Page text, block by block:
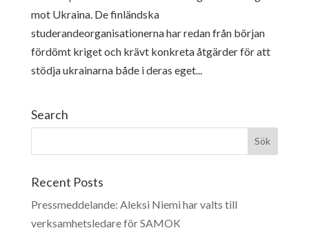
mot Ukraina. De finländska
studerandeorganisationerna har redan från början
fördömt kriget och krävt konkreta åtgärder för att
stödja ukrainarna både i deras eget...
Search
Recent Posts
Pressmeddelande: Aleksi Niemi har valts till
verksamhetsledare för SAMOK